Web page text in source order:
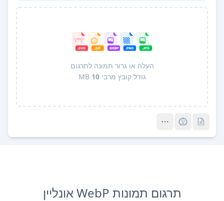
העלה או גרור תמונה לתרגום
גודל קובץ מרבי10
MB
תרגום תמונות WebP אונליין